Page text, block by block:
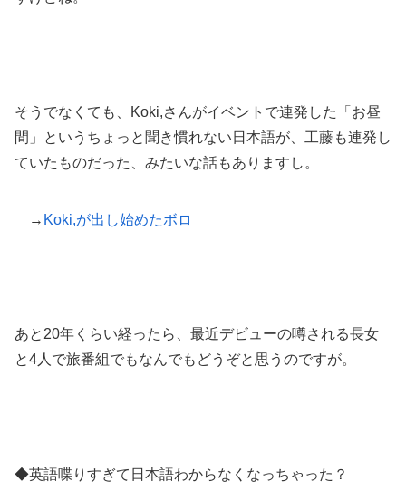
そうでなくても、Koki,さんがイベントで連発した「お昼
間」というちょっと聞き慣れない日本語が、工藤も連発し
ていたものだった、みたいな話もありますし。
→ Koki,が出し始めたボロ
あと20年くらい経ったら、最近デビューの噂される長女
と4人で旅番組でもなんでもどうぞと思うのですが。
◆英語喋りすぎて日本語わからなくなっちゃった？